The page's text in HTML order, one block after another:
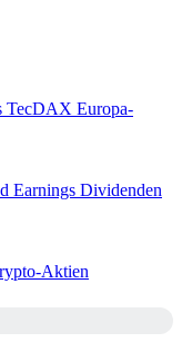
TecDAX Europa-
Earnings Dividenden
Aktien